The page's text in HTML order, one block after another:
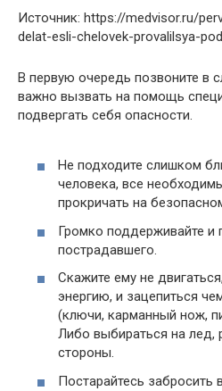
Источник: https://medvisor.ru/
delat-esli-chelovek-provalilsya-
В первую очередь позвоните в
важно вызвать на помощь
подвергать себя опасности.
Не подходите слишком
человека, все
прокричать на
Громко поддерживайте и
пострадавшего.
Скажите ему не
энергию, и зацепиться
(ключи, карманный нож,
Либо выбираться на лед,
стороны.
Постарайтесь забросить